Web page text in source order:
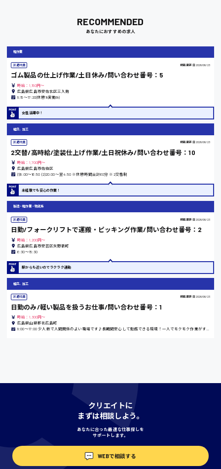
大阪府
竹原市
熊本県
東京都
島根県
香川県
時給1300円〜
時給1100円〜
RECOMMENDED
あなたにおすすめの求人
軽作業
派遣社員 掲載更新日 2026/06/23
ゴム製品の仕上げ作業/土日休み/問い合わせ番号：5
時給：1,150円～
広島県広島市安佐北区三入南
8:15〜17:20(休憩1h実働8h)
女性活躍中！
組立、加工
派遣社員 掲載更新日 2026/06/23
2交替/高時給/塗装仕上げ作業/土日祝休み/問い合わせ番号：10
時給：1,700円～
広島県広島市佐伯区
(1)8:00〜16:50 (2)20:00〜翌4:50 ※休憩時間合計60分 ※2交替制
未経験でも安心の作業！
製造・軽作業・物流系
派遣社員 掲載更新日 2026/06/23
日勤/フォークリフトで運搬・ピッキング作業/問い合わせ番号：2
時給：1,200円～
広島県広島市安芸区矢野新町
6:30〜15:30
駅からも近いのでラクラク通勤
組立、加工
派遣社員 掲載更新日 2026/06/23
日勤のみ/軽い製品を扱うお仕事/問い合わせ番号：1
時給：1,300円～
広島県山県郡北広島町
8:00〜17:00 少人数で人間関係のよい職場です♪長期間安心して勤務できる環境！一人でモクモク作業がすきな方にピッタリ！
クリエイトに
まずは相談しよう。
あなたに合った最適な仕事探しを
サポートします。
WEBで相談する